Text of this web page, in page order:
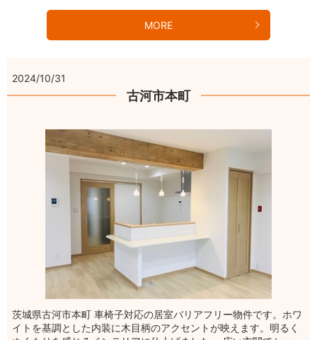
MORE
2024/10/31
古河市本町
茨城県古河市本町 車椅子対応の居室バリアフリー物件です。ホワ
イトを基調とした内装に木目柄のアクセントが映えます。明るく